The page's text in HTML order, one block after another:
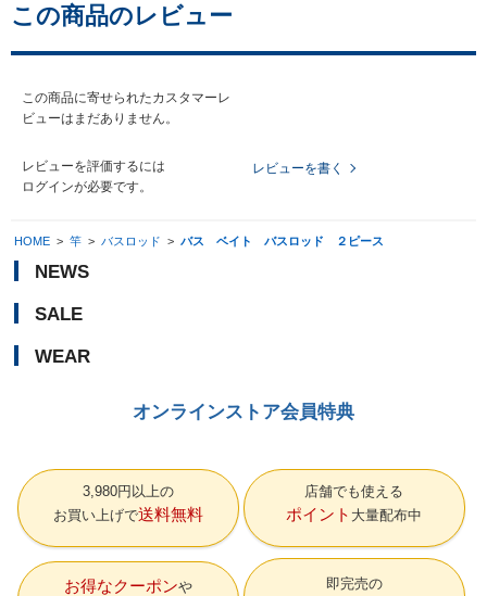
この商品のレビュー
この商品に寄せられたカスタマーレ
ビューはまだありません。
レビューを評価するには
ログインが必要です。
レビューを書く
HOME > 竿 > バスロッド > バス ベイト バスロッド ２ピース
NEWS
SALE
WEAR
オンラインストア会員特典
3,980円以上の
お買い上げで送料無料
店舗でも使える
ポイント 大量配布中
お得なクーポン 即完売の